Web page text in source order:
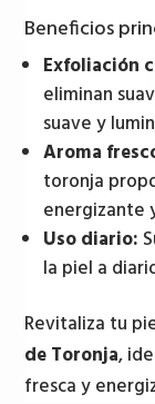
Beneficios
Exfoliación
eliminan
suave y
Aroma
toronja
energizante
Uso diario:
la piel a
Revitaliza tu
de Toronja,
fresca y